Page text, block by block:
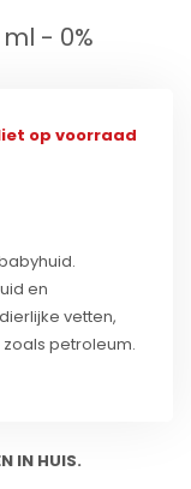
- 0%
op voorraad
en
vetten,
petroleum.
IN HUIS.